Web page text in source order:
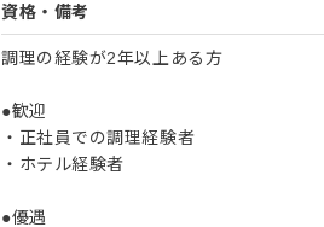
資格・備考
調理の経験が2年以上ある方
●歓迎
・正社員での調理経験者
・ホテル経験者
●優遇